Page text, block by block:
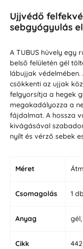
Ujjvédő
sebgyógyulás
A TUBUS hüvely egy
belső felületén gél
lábujjak
csökkenti az ujjak
felgyorsítja a hegek
megakadályozza a
fájdalmat. A hossza
kivágásával
nyílt és vérző sebek
Méret
Csomagolás 1 db
Anyag
Cikk